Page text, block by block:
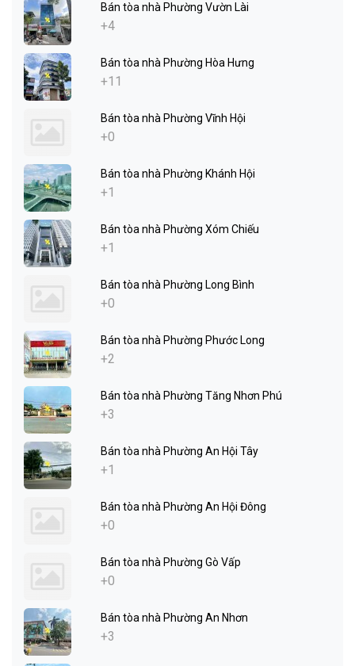
Bán tòa nhà Phường Vườn Lài
+4
Bán tòa nhà Phường Hòa Hưng
+11
Bán tòa nhà Phường Vĩnh Hội
+0
Bán tòa nhà Phường Khánh Hội
+1
Bán tòa nhà Phường Xóm Chiếu
+1
Bán tòa nhà Phường Long Bình
+0
Bán tòa nhà Phường Phước Long
+2
Bán tòa nhà Phường Tăng Nhơn Phú
+3
Bán tòa nhà Phường An Hội Tây
+1
Bán tòa nhà Phường An Hội Đông
+0
Bán tòa nhà Phường Gò Vấp
+0
Bán tòa nhà Phường An Nhơn
+3